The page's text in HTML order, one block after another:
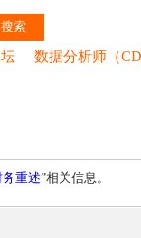
搜索
数据分析师（
务重述”相关信息。